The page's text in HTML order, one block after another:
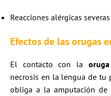
Reacciones alérgicas severas
Efectos de las orugas
El contacto con la
necrosis en la lengua de tu
obliga a la amputación de